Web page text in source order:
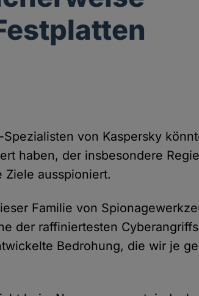
von Kaspersky
haben, der insbesondere
Ziele ausspioniert.
Familie von
der raffiniertesten
Bedrohung, die wir je